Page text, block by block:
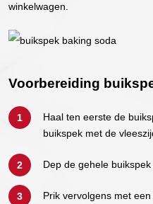
winkelwagen.
Voorbereiding
Haal ten eerste de
buikspek met de
Dep de gehele
Prik vervolgens met